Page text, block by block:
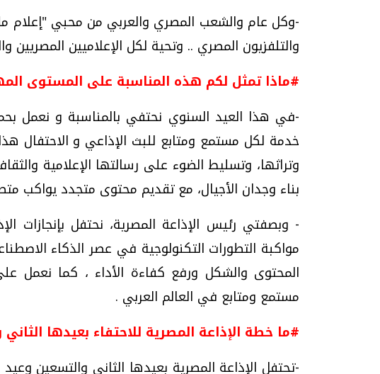
-وكل عام والشعب المصري والعربي من محبي "إعلام
والتلفزيون المصري .. وتحية لكل الإعلاميين المصريين
#ماذا تمثل لكم هذه المناسبة على المستوى
-في هذا العيد السنوي نحتفي بالمناسبة و نعمل
خدمة لكل مستمع ومتابع للبث الإذاعي و الاحتفال
وتراثها، وتسليط الضوء على رسالتها الإعلامية
بناء وجدان الأجيال، مع تقديم محتوى متجدد يواكب
- وبصفتي رئيس الإذاعة المصرية، نحتفل بإنجازات
مواكبة التطورات التكنولوجية في عصر الذكاء
المحتوى والشكل ورفع كفاءة الأداء ، كما
مستمع ومتابع في العالم العربي .
#ما خطة الإذاعة المصرية للاحتفاء بعيدها
-تحتفل الإذاعة المصرية بعيدها الثاني والتسعين